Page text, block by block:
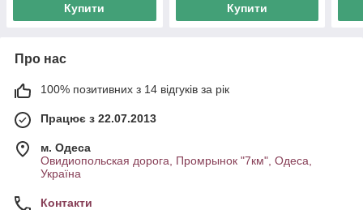
Купити Купити
Про нас
100% позитивних з 14 відгуків за рік
Працює з 22.07.2013
м. Одеса
Овидиопольская дорога, Промрынок "7км", Одеса,
Україна
Контакти